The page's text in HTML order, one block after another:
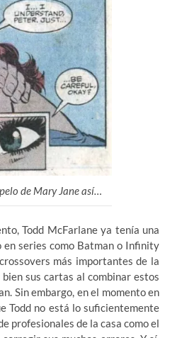
de Mary Jane así…
Todd McFarlane ya tenía una
en series como Batman o Infinity
más importantes de la
sus cartas al combinar estos
Sin embargo, en el momento en
Todd no está lo suficientemente
profesionales de la casa como el